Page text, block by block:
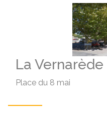
La
Place du 8 mai